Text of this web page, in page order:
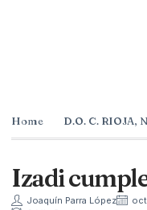
Home D.O. C. RIOJA,
Izadi
Joaquín Parra López